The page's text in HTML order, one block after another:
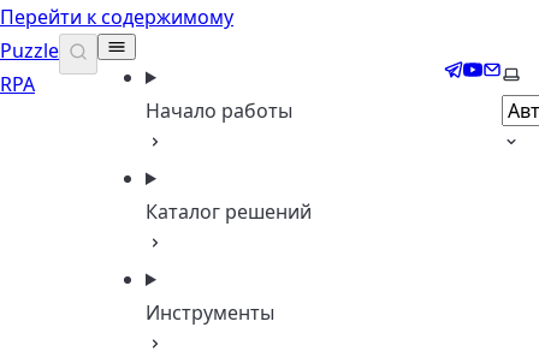
Перейти к содержимому
Puzzle
RPA
Начало работы
Каталог решений
Инструменты
Telegram
YouTube
Email